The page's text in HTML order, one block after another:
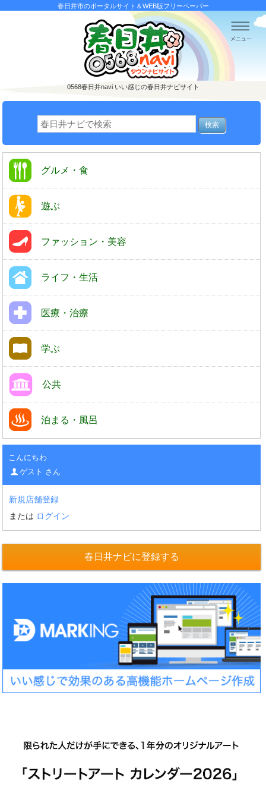
春日井市のポータルサイト＆WEB版フリーペーパー
0568春日井naviいい感じの春日井ナビサイト
グルメ・食
遊ぶ
ファッション・美容
ライフ・生活
医療・治療
学ぶ
公共
泊まる・風呂
こんにちわ
ゲスト さん
新規店舗登録
または ログイン
春日井ナビに登録する